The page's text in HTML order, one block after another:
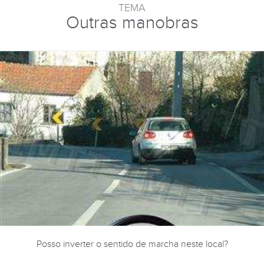
TEMA
Outras manobras
Posso inverter o sentido de marcha neste local?